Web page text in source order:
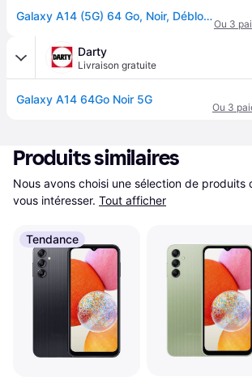
Galaxy A14 (5G) 64 Go, Noir, Débloqué - Neuf
Ou 3
Darty
Livraison gratuite
Galaxy A14 64Go Noir 5G
Ou 3
Produits similaires
Nous avons choisi une sélection de produits
vous intéresser. Tout afficher
Tendance